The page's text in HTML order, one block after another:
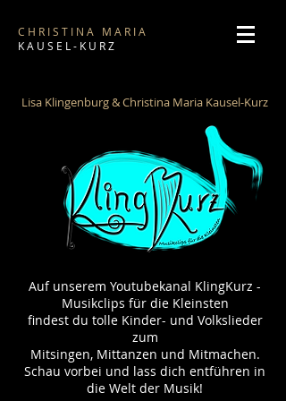
C H R I S T I N A M A R I A
K A U S E L - K U R Z
Lisa Klingenburg & Christina Maria Kausel-Kurz
Auf unserem Youtubekanal KlingKurz -
Musikclips für die Kleinsten
findest du tolle Kinder- und Volkslieder
zum
Mitsingen, Mittanzen und Mitmachen.
Schau vorbei und lass dich entführen in
die Welt der Musik!